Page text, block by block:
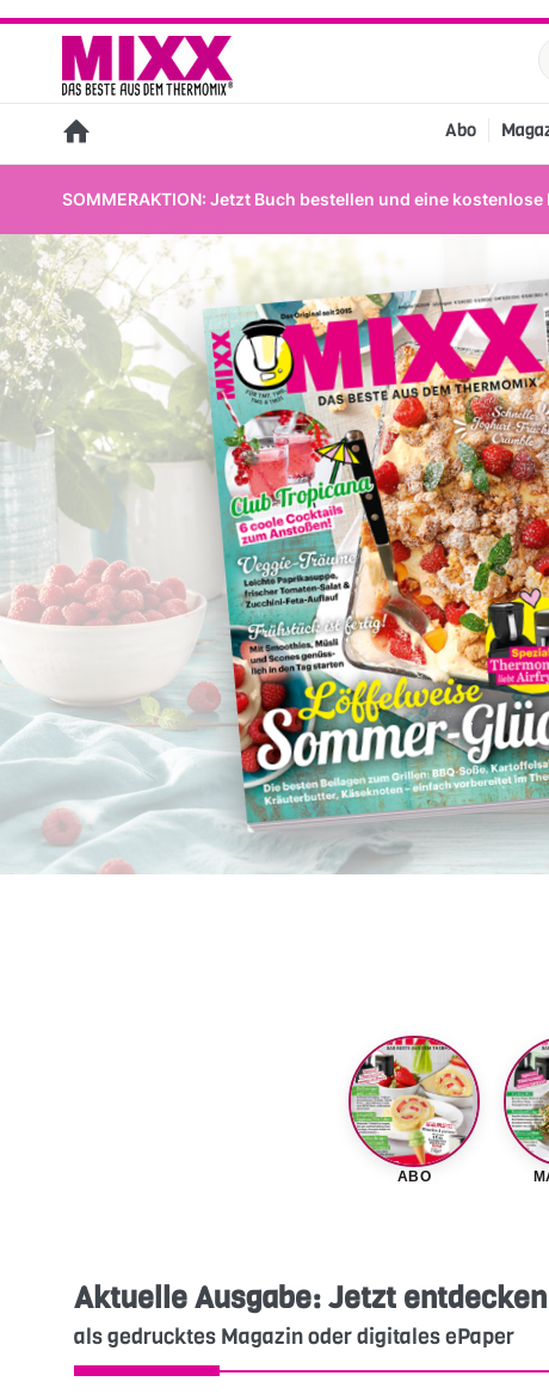
Abo
SOMMERAKTION: Jetzt Buch bestellen und eine kostenlose
ABO
Aktuelle Ausgabe: Jetzt entdecken
als gedrucktes Magazin oder digitales ePaper